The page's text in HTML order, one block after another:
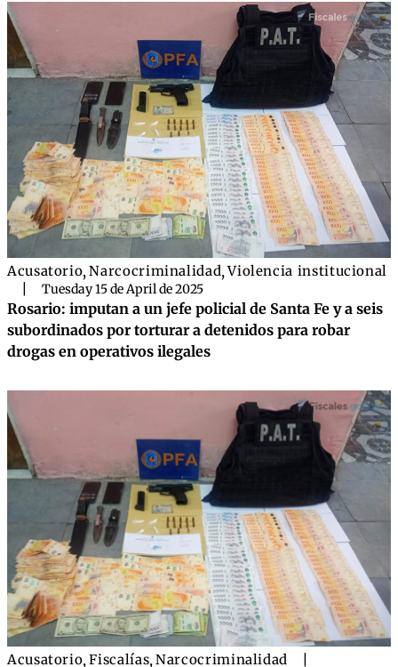
Acusatorio,Narcocriminalidad,Violencia institucional
Tuesday 15 de April de 2025
Rosario: imputan a un jefe policial de Santa Fe y a seis
subordinados por torturar a detenidos para robar
drogas en operativos ilegales
Acusatorio,Fiscalías,Narcocriminalidad